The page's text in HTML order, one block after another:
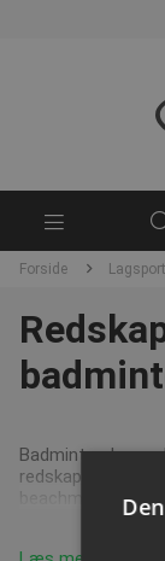
Forside Lagsport
Badminton kan
redskapen som
beachminton.